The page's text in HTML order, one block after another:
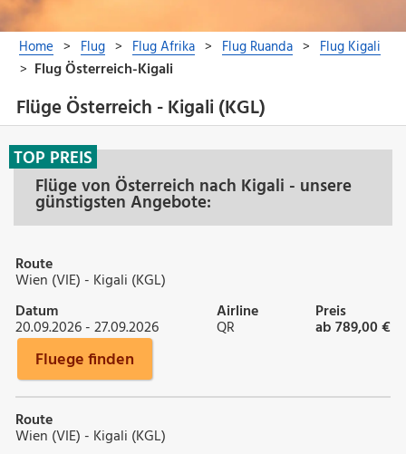
Flüge Österreich - Kigali (KGL)
Flüge von Österreich nach Kigali - unsere
günstigsten Angebote:
TOP PREIS
Route
Wien (VIE) - Kigali (KGL)
Datum
20.09.2026 - 27.09.2026
Airline
QR
Preis
ab 789,00 €
Fluege finden
Route
Wien (VIE) - Kigali (KGL)